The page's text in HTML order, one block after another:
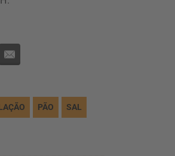
PÃO SAL